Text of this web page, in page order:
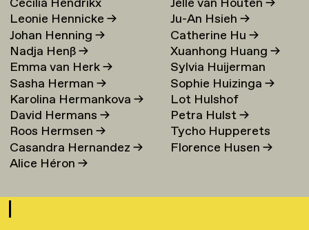
Cecilia Hendrikx
Leonie Hennicke→
Johan Henning→
Nadja Henß→
Emma van Herk→
Sasha Herman→
Karolina Hermankova→
David Hermans→
Roos Hermsen→
Casandra Hernandez→
Alice Héron→
Jelle van Houten→
Ju-An Hsieh→
Catherine Hu→
Xuanhong Huang→
Sylvia Huijerman
Sophie Huizinga→
Lot Hulshof
Petra Hulst→
Tycho Hupperets
Florence Husen→
I